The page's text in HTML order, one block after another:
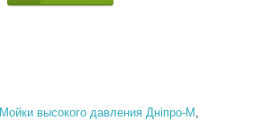
Мойки высокого давления Днiпро-М ,